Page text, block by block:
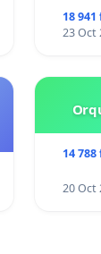
18
23 Oct
14
20 Oct